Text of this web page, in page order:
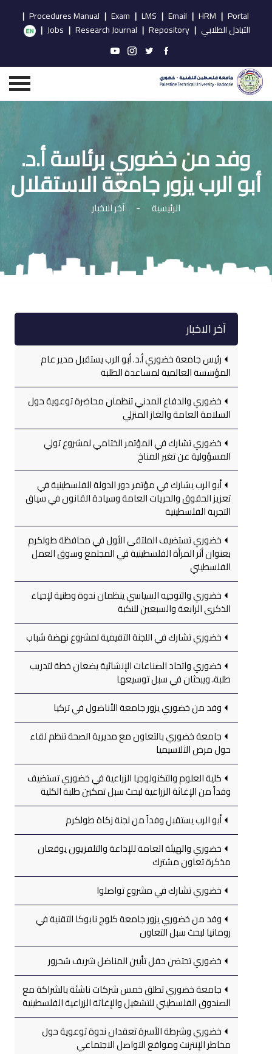
Portal
|
HRM
|
Email
|
LMS
|
Exam
|
Procedures Manual
|
التبادل الطلابي |
Repository
|
Research Journal
|
Jobs
|
وفد من خضوري برئاسة أ.د.
أبو الرب يزور جامعة الاستقلال
الرئيسية - آخر الاخبار
آخر الاخبار
رئيس جامعة خضوري أ.د. أبو الرب يستقبل مدير عام
المؤسسة العالمية لمساعدة الطلبة
خضوري والدفاع المدني تنظمان محاضرة توعوية حول
السلامة العامة والغاز المنزلي
خضوري تشارك في المؤتمر الختامي لمشروع تولي
المسؤولية عن تغير المناخ
أبو الرب يشارك في مؤتمر دور الدولة الفلسطينية في
تعزيز الحقوق والحريات العامة وسيادة القانون في سياق
التجربة الفلسطينية
خضوري تستضيف الملتقى الأول في محافظة طولكرم
بعنوان أثر المرأة الفلسطينية في المجتمع وسوق العمل
الفلسطيني
خضوري والتوجيه السياسي ينظمان ندوة وطنية لإحياء
الذكرى الرابعة والسبعين للنكبة
خضوري تشارك في اللجنة التقيمية لمشروع نهضة شباب
خضوري واتحاد الصناعات الإنشائية يضعان خطة لتدريب
طلبة، ويبحثان في سبل توسيعها
وفد من خضوري يزور جامعة الأناضول في تركيا
جامعة خضوري بالتعاون مع مديرية الصحة تنظم لقاء
حول مرض الثلاسيميا
كلية العلوم والتكنولوجيا الزراعية في خضوري تستضيف
وفداً من الإغاثة الزراعية لبحث سبل تمكين طلبة الكلية
أبو الرب يستقبل وفداً من لجنة زكاة طولكرم
خضوري والهيئة العامة للإذاعة والتلفزيون يوقعان
مذكرة تعاون مشترك
خضوري تشارك في مشروع تواصلوا
وفد من خضوري يزور جامعة كلوج نابوكا التقنية في
رومانيا لبحث سبل التعاون
خضوري تحتضن حفل تأبين المناضل شريف شحرور
جامعة خضوري تطلق خمس شركات ناشئة بالشراكة مع
الصندوق الفلسطيني للتشغيل والإغاثة الزراعية الفلسطينية
خضوري وشرطة الأسرة تعقدان ندوة توعوية حول
مخاطر الإنترنت ومواقع التواصل الاجتماعي